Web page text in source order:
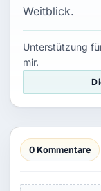
Weitblick.
Unterstützung
mir.
0 Kommentare